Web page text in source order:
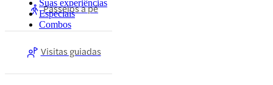
Suas experiências
Especiais
Combos
Passeios a pé
Visitas guiadas